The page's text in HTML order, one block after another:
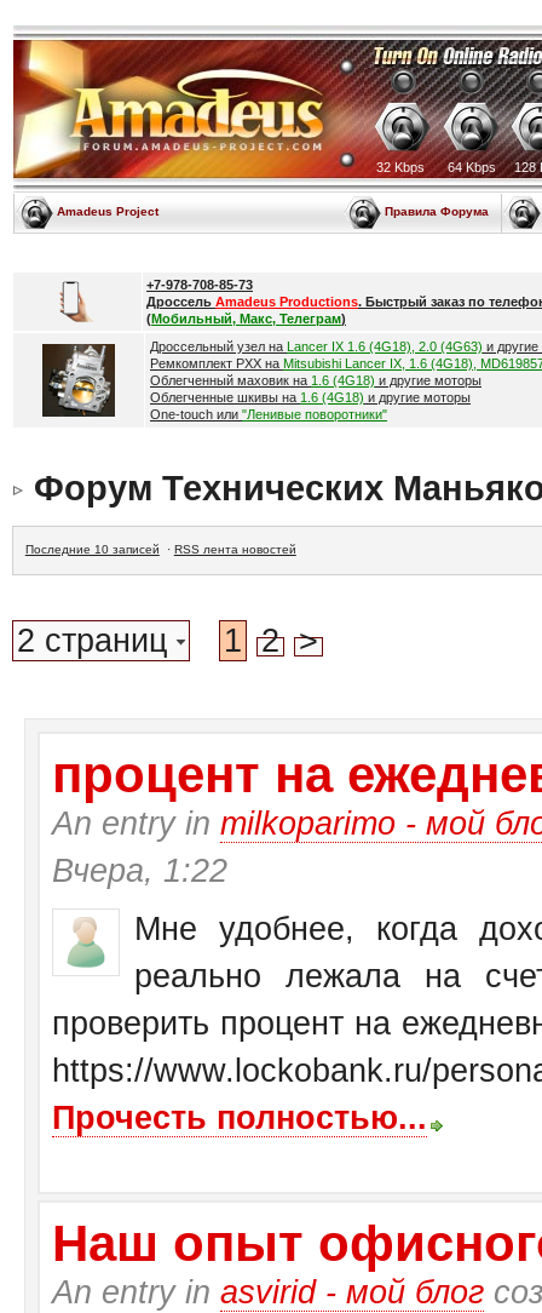
32 Kbps 64 Kbps 128
Amadeus Project Правила Форума
+7-978-708-85-73
Дроссель Amadeus Productions. Быстрый заказ по
(Мобильный, Макс, Телеграм)
Дроссельный узел на Lancer IX 1.6 (4G18), 2.0 (4G63) и
Ремкомплект РХХ на Mitsubishi Lancer IX, 1.6 (4G18),
Облегченный маховик на 1.6 (4G18) и другие моторы
Облегченные шкивы на 1.6 (4G18) и другие моторы
One-touch или "Ленивые поворотники"
Форум Технических
Последние 10 записей · RSS лента новостей
2 страниц 1 2 >
процент на
An entry in milkoparimo - мой
Вчера, 1:22
Мне удобнее, когда
реально лежала на
проверить процент на
https://www.lockobank.ru/
Прочесть полностью...
Наш опыт
An entry in asvirid - мой блог